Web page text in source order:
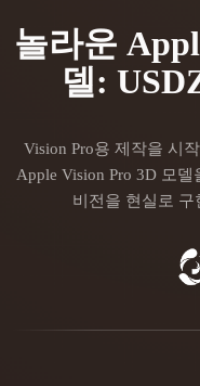
이미지를 3D로
사진을 업로드하면
젝트를 바로 받아
영상을 만드세요.
API
AI 이미지 리믹스
요금
리소스
커뮤니티
연구
놀라운
델:
Vision Pro용 제작을 시
Apple Vision Pro 3D 모
비전을 현실로